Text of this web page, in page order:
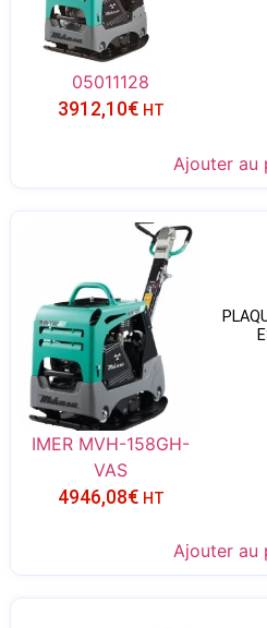
05011128
3912,10€ HT
Ajouter au
IMER MVH-158GH-
VAS
4946,08€ HT
Ajouter au